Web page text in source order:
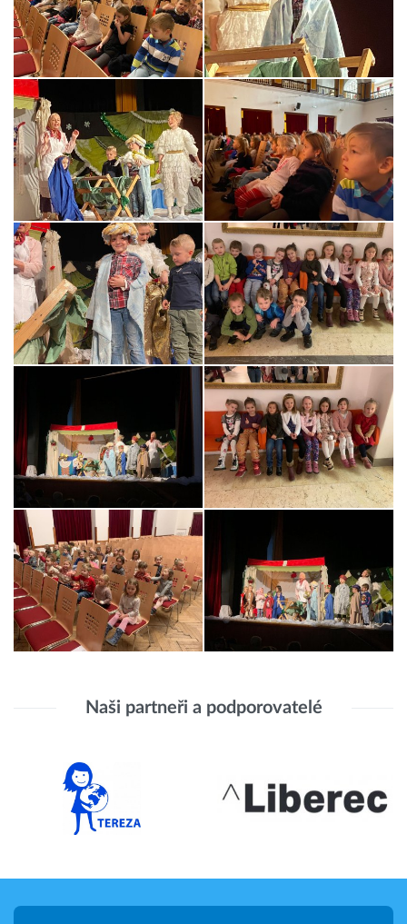
Naši partneři a podporovatelé